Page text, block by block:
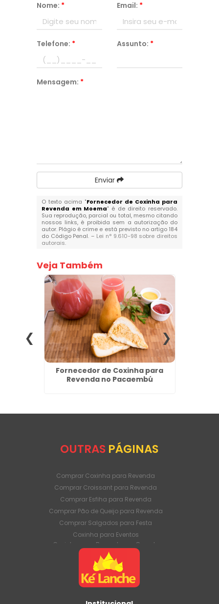
Nome: * Email: *
Telefone: * Assunto: *
Mensagem: *
Enviar
O texto acima "Fornecedor de Coxinha para
Revenda em Moema" é de direito reservado.
Sua reprodução, parcial ou total, mesmo citando
nossos links, é proibida sem a autorização do
autor. Plágio é crime e está previsto no artigo 184
do Código Penal. – Lei n° 9.610-98 sobre direitos
autorais.
Veja Também
Fornecedor de Coxinha para
Revenda no Pacaembú
OUTRAS PÁGINAS
Comprar Coxinha para Revenda
Comprar Croissant para Revenda
Comprar Esfiha para Revenda
Comprar Pão de Queijo para Revenda
Comprar Salgados para Festa
Coxinha para Eventos
Coxinha para Revenda em Grande
Quantidade
Coxinha para Venda Direto da Fábrica
Coxinha para Venda em Atacado
Croissant para Revenda em Grande